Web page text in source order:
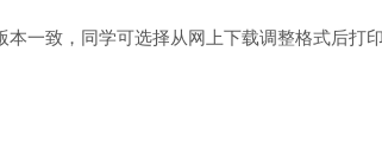
一致，同学可选择从网上下载调整格式后打